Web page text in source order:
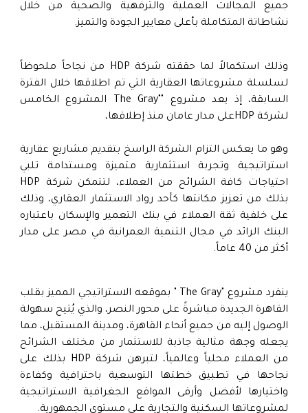
جميع المجالات العملية والترفهية والصحية من خلال
نشاطاتة المتكاملة بأعلى معايير الجودة والتميز.
وذلك استكمالاً لما حققته شركة HDP من نجاحاً ملحوظاً
لسلسلة مشروعاتها العقارية التي تم اطلاقها خلال الفترة
السابقة، إذ يعد مشروع ""The Gray المشروع الخامس
لشركة HDPعلى مدار عامان منذ إطلاقها،
وهو ما يعكس التزام الشركة الراسخ بتقديم مشاريع عقارية
استراتيجية وتجربة استثمارية متميزة ومستدامة تلبي
احتياجات كافة الشرائح من العملاء، لتتمكن شركة HDP
بذلك من تعزيز مكانتها كأحد رواد الاستثمار العقاري، وذلك
على خلفية ثقة العملاء في بنك التعمير والإسكان باعتباره
البنك الرائد في مجال التنمية العمرانية في مصر على مدار
أكثر من 40 عاماً.
ينفرد مشروع "The Gray " بموقعه الاستراتيجي المميز بقلب
القاهرة الجديدة مباشرةً على محور النصر، والذي يُتيح سهولة
الوصول إليه من جميع أنحاء القاهرة، ومدينة المستقبل، مما
يجعله وجهة مثالية جاذبة للاستثمار من مختلف الشرائح
من العملاء محلياً وعالمياً، لتبرهن شركة HDP بذلك على
نجاحها في تطبيق خطتها التوسعية باحترافية وكفاءة
واختيارها لأفضل وأرقى المواقع الجغرافية الاستراتيجية
لمشروعاتها السكنية والتجارية على مستوى الجمهورية.